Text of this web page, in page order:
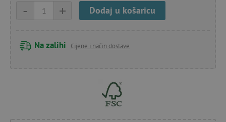
+
- Dodaj u košaricu
Na zalihi Cijene i način dostave